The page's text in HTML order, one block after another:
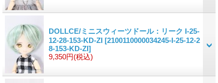
DOLLCE/ミニスウィーツドール：リーク I-25-
12-28-153-KD-ZI [2100110000034245-I-25-12-2
8-153-KD-ZI]
9,350円(税込)